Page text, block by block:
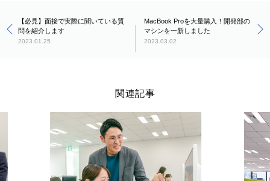
【必見】面接で実際に聞いている質
問を紹介します
2023.01.25
MacBook Proを大量購入！開発部の
マシンを一新しました
2023.03.02
関連記事